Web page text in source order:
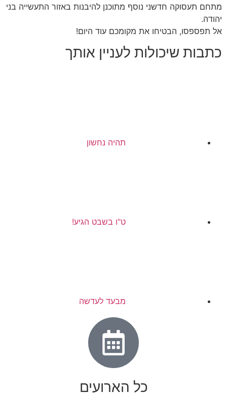
מתחם תעסוקה חדשני נוסף מתוכנן להיבנות באזור התעשייה בני
יהודה.
אל תפספסו, הבטיחו את מקומכם עוד היום!
כתבות שיכולות לעניין אותך
תהיה נחשון
ט"ו בשבט הגיע!
מבעד לעדשה
כל הארועים